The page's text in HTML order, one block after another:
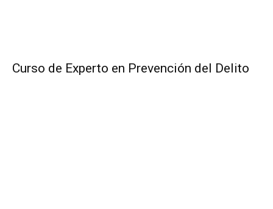
Curso de Experto en Prevención del Delito